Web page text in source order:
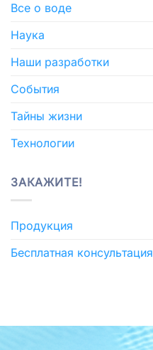
Все о воде
Наука
Наши разработки
События
Тайны жизни
Технологии
ЗАКАЖИТЕ!
Продукция
Бесплатная консультация